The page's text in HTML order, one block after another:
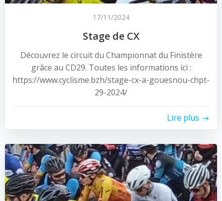
17/11/2024
Stage de CX
Découvrez le circuit du Championnat du Finistère
grâce au CD29. Toutes les informations ici :
https://www.cyclisme.bzh/stage-cx-a-gouesnou-chpt-
29-2024/
Lire plus